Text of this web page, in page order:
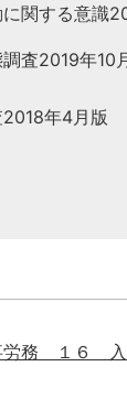
関する意識
査2019年10
年4月版
労務 １６ 入